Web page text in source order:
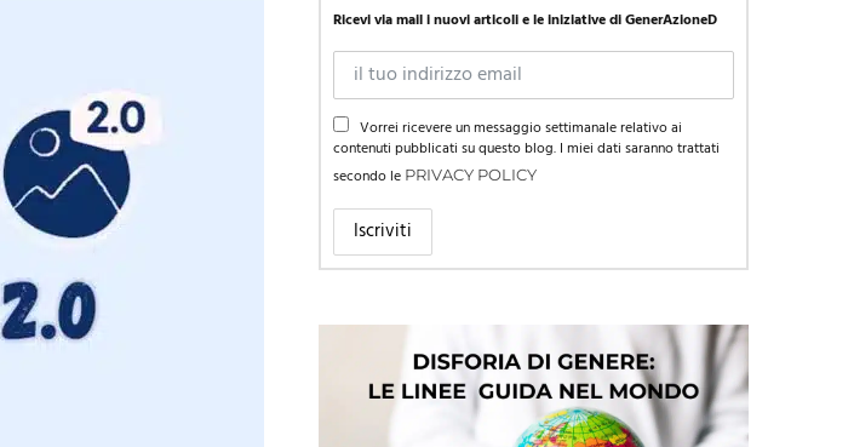
Ricevi via mail i nuovi articoli e le iniziative di GenerAzioneD
Vorrei ricevere un messaggio settimanale relativo ai
contenuti pubblicati su questo blog. I miei dati saranno trattati
secondo le PRIVACY POLICY